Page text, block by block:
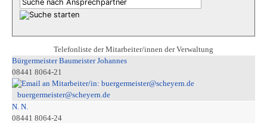
Telefonliste der Mitarbeiter/innen der Verwaltung
Bürgermeister Baumeister Johannes
08441 8064-21
buergermeister@scheyern.de
N. N.
08441 8064-24